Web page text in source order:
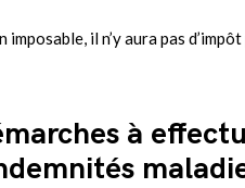
il n’y aura pas
à